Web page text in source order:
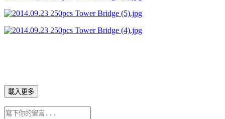
載入更多